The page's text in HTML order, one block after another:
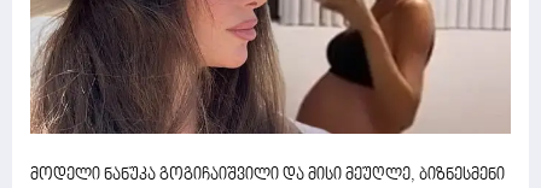
მოდელი ნანუკა გოგიჩაიშვილი და მისი მეუღლე, ბიზნესმენი